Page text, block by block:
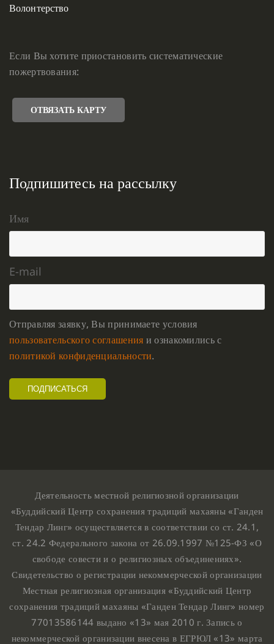
Волонтерство
Если Вы хотите приостановить систематические
пожертвования:
ОТВЯЗАТЬ КАРТУ
Подпишитесь на рассылку
Имя
E-mail
Отправляя заявку, Вы принимаете условия
пользовательского соглашения и ознакомились с
политикой конфиденциальности.
Деятельность местной религиозной организации
«Буддийский Центр сохранения традиций махаяны «Ганден
Тендар Линг» осуществляется в соответствии со ст. 24.1,
ст. 24.2 Федерального закона от 26.09.1997 №125-ФЗ «О
свободе совести и о религиозных объединениях».
Свидетельство о регистрации некоммерческой организации
Местная религиозная организация «Буддийский Центр
сохранения традиций махаяны «Ганден Тендар Линг» номер
77013586144 выдано «13» мая 2010 г. Запись о
некоммерческой организации внесена в ЕГРЮЛ «13» марта